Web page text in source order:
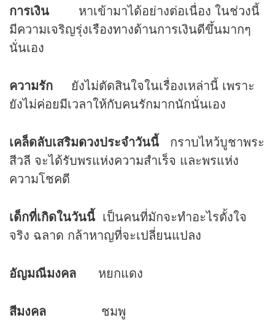
การเงิน หาเข้ามาได้อย่างต่อเนื่อง ในช่วงนี้
มีความเจริญรุ่งเรืองทางด้านการเงินดีขึ้นมากๆ
นั่นเอง
ความรัก ยังไม่ตัดสินใจในเรื่องเหล่านี้ เพราะ
ยังไม่ค่อยมีเวลาให้กับคนรักมากนักนั่นเอง
เคล็ดลับเสริมดวงประจำวันนี้ กราบไหว้บูชาพระ
สีวลี จะได้รับพรแห่งความสำเร็จ และพรแห่ง
ความโชคดี
เด็กที่เกิดในวันนี้ เป็นคนที่มักจะทำอะไรตั้งใจ
จริง ฉลาด กล้าหาญที่จะเปลี่ยนแปลง
อัญมณีมงคล หยกแดง
สีมงคล ชมพู